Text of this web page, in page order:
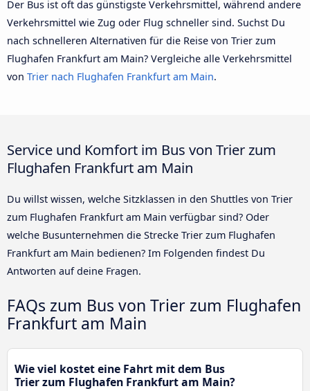
Der Bus ist oft das günstigste Verkehrsmittel, während andere
Verkehrsmittel wie Zug oder Flug schneller sind. Suchst Du
nach schnelleren Alternativen für die Reise von Trier zum
Flughafen Frankfurt am Main? Vergleiche alle Verkehrsmittel
von Trier nach Flughafen Frankfurt am Main.
Service und Komfort im Bus von Trier zum
Flughafen Frankfurt am Main
Du willst wissen, welche Sitzklassen in den Shuttles von Trier
zum Flughafen Frankfurt am Main verfügbar sind? Oder
welche Busunternehmen die Strecke Trier zum Flughafen
Frankfurt am Main bedienen? Im Folgenden findest Du
Antworten auf deine Fragen.
FAQs zum Bus von Trier zum Flughafen
Frankfurt am Main
Wie viel kostet eine Fahrt mit dem Bus
Trier zum Flughafen Frankfurt am Main?